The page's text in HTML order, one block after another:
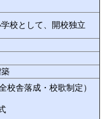
校として、開校独立
校舎落成・校歌制定）